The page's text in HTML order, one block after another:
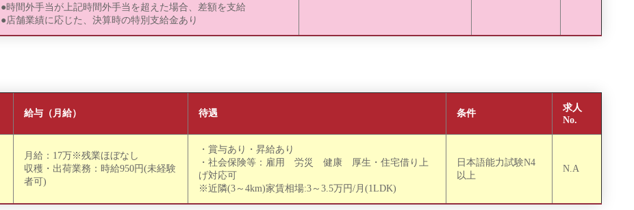
●時間外手当が上記時間外手当を超えた場合、差額を支給
●店舗業績に応じた、決算時の特別支給金あり
給与（月給） 待遇 条件
求人
No.
月給：17万※残業ほぼなし
収穫・出荷業務：時給950円(未経験
者可)
・賞与あり・昇給あり
・社会保険等：雇用 労災 健康 厚生 ・住宅借り上
げ対応可
※近隣(3～4km)家賃相場:3～3.5万円/月(1LDK)
日本語能力試験N4
以上
N.A